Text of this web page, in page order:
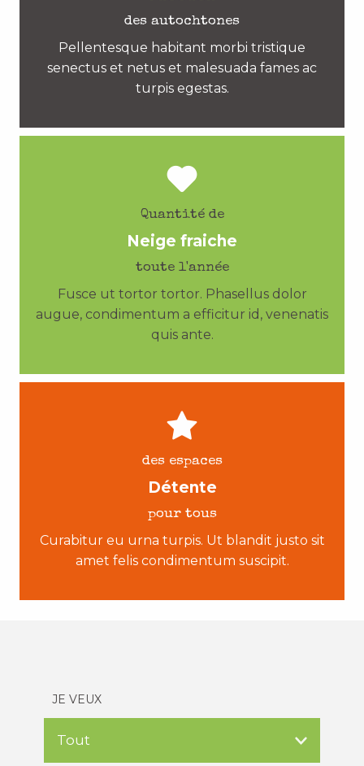
des autochtones
Pellentesque habitant morbi tristique
senectus et netus et malesuada fames ac
turpis egestas.
Quantité de
Neige fraiche
toute l'année
Fusce ut tortor tortor. Phasellus dolor
augue, condimentum a efficitur id, venenatis
quis ante.
des espaces
Détente
pour tous
Curabitur eu urna turpis. Ut blandit justo sit
amet felis condimentum suscipit.
JE VEUX